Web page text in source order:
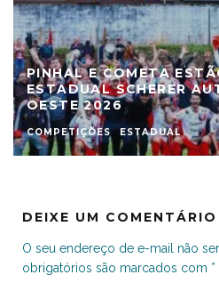
PINHAL E COMETA
ESTADUAL SCHERER
OESTE 2026
COMPETIÇÕES ESTADUAL
DEIXE UM COMENTÁRIO
O seu endereço de e-mail não
obrigatórios são marcados com *